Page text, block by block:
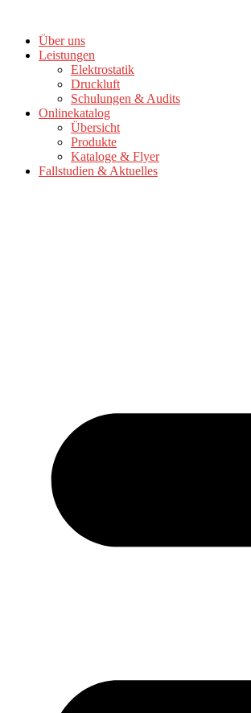
springenÜber uns
Leistungen
Elektrostatik
Druckluft
Schulungen & Audits
Onlinekatalog
Übersicht
Produkte
Kataloge & Flyer
Fallstudien & Aktuelles